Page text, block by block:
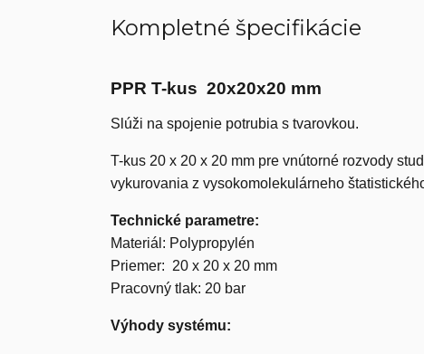
Kompletné špecifikácie
PPR T-kus 20x20x20 mm
Slúži na spojenie potrubia s tvarovkou.
T-kus 20 x 20 x 20 mm pre vnútorné rozvody
vykurovania z vysokomolekulárneho
Technické parametre:
Materiál: Polypropylén
Priemer: 20 x 20 x 20 mm
Pracovný tlak: 20 bar
Výhody systému: